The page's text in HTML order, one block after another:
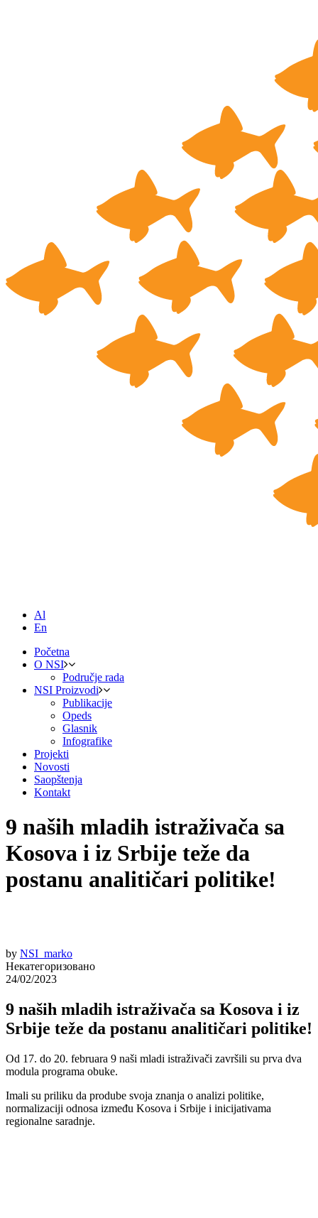
Al
En
Početna
O NSI
Područje rada
NSI Proizvodi
Publikacije
Opeds
Glasnik
Infografike
Projekti
Novosti
Saopštenja
Kontakt
9 naših mladih istraživača sa
Kosova i iz Srbije teže da
postanu analitičari politike!
by NSI_marko
Некатегоризовано
24/02/2023
9 naših mladih istraživača sa Kosova i iz
Srbije teže da postanu analitičari politike!
Od 17. do 20. februara 9 naši mladi istraživači završili su prva dva
modula programa obuke.
Imali su priliku da prodube svoja znanja o analizi politike,
normalizaciji odnosa između Kosova i Srbije i inicijativama
regionalne saradnje.